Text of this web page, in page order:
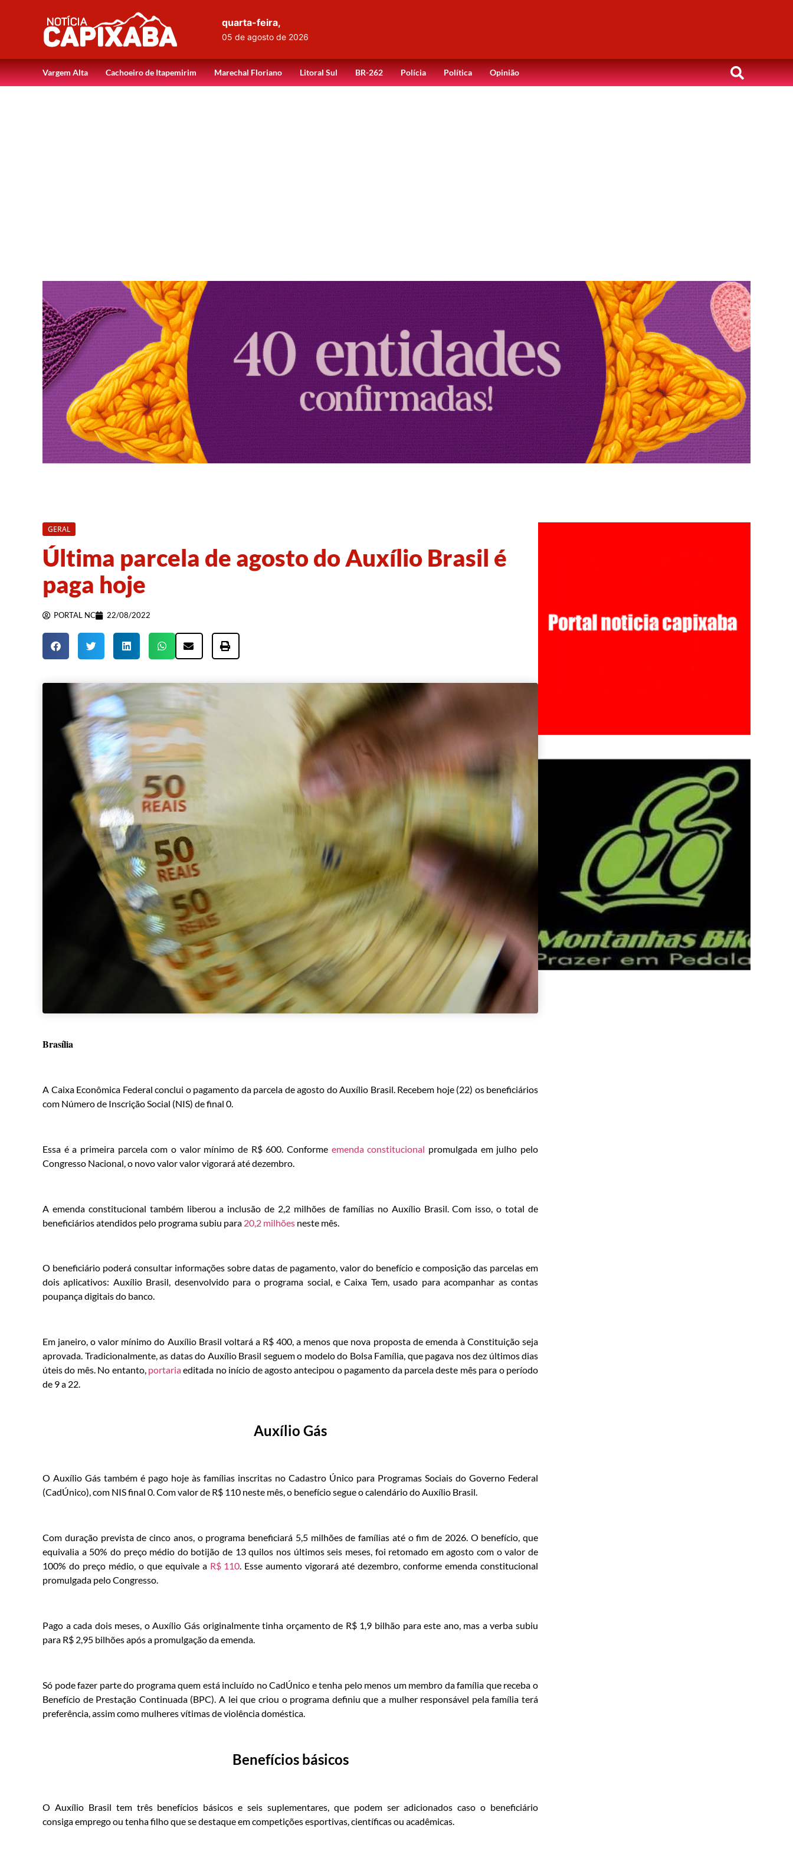
quarta-feira,
05 de agosto de 2026
Vargem Alta Cachoeiro de Itapemirim Marechal Floriano Litoral Sul BR-262 Polícia Política Opinião
GERAL
Última parcela de agosto do Auxílio Brasil é
paga hoje
PORTAL NC 22/08/2022
Brasília
A Caixa Econômica Federal conclui o pagamento da parcela de agosto do Auxílio Brasil. Recebem hoje (22) os beneficiários
com Número de Inscrição Social (NIS) de final 0.
Essa é a primeira parcela com o valor mínimo de R$ 600. Conforme emenda constitucional promulgada em julho pelo
Congresso Nacional, o novo valor valor vigorará até dezembro.
A emenda constitucional também liberou a inclusão de 2,2 milhões de famílias no Auxílio Brasil. Com isso, o total de
beneficiários atendidos pelo programa subiu para 20,2 milhões neste mês.
O beneficiário poderá consultar informações sobre datas de pagamento, valor do benefício e composição das parcelas em
dois aplicativos: Auxílio Brasil, desenvolvido para o programa social, e Caixa Tem, usado para acompanhar as contas
poupança digitais do banco.
Em janeiro, o valor mínimo do Auxílio Brasil voltará a R$ 400, a menos que nova proposta de emenda à Constituição seja
aprovada. Tradicionalmente, as datas do Auxílio Brasil seguem o modelo do Bolsa Família, que pagava nos dez últimos dias
úteis do mês. No entanto, portariaeditada no início de agosto antecipou o pagamento da parcela deste mês para o período
de 9 a 22.
Auxílio Gás
O Auxílio Gás também é pago hoje às famílias inscritas no Cadastro Único para Programas Sociais do Governo Federal
(CadÚnico), com NIS final 0. Com valor de R$ 110 neste mês, o benefício segue o calendário do Auxílio Brasil.
Com duração prevista de cinco anos, o programa beneficiará 5,5 milhões de famílias até o fim de 2026. O benefício, que
equivalia a 50% do preço médio do botijão de 13 quilos nos últimos seis meses, foi retomado em agosto com o valor de
100% do preço médio, o que equivale a R$ 110. Esse aumento vigorará até dezembro, conforme emenda constitucional
promulgada pelo Congresso.
Pago a cada dois meses, o Auxílio Gás originalmente tinha orçamento de R$ 1,9 bilhão para este ano, mas a verba subiu
para R$ 2,95 bilhões após a promulgação da emenda.
Só pode fazer parte do programa quem está incluído no CadÚnico e tenha pelo menos um membro da família que receba o
Benefício de Prestação Continuada (BPC). A lei que criou o programa definiu que a mulher responsável pela família terá
preferência, assim como mulheres vítimas de violência doméstica.
Benefícios básicos
O Auxílio Brasil tem três benefícios básicos e seis suplementares, que podem ser adicionados caso o beneficiário
consiga emprego ou tenha filho que se destaque em competições esportivas, científicas ou acadêmicas.